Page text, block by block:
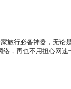
旅行必备神器，无论
，再也不用担心网速